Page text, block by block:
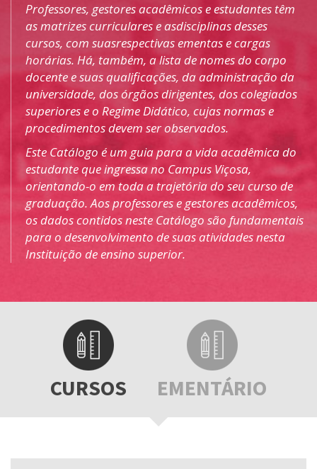
Professores, gestores acadêmicos e estudantes têm
as matrizes curriculares e asdisciplinas desses
cursos, com suasrespectivas ementas e cargas
horárias. Há, também, a lista de nomes do corpo
docente e suas qualificações, da administração da
universidade, dos órgãos dirigentes, dos colegiados
superiores e o Regime Didático, cujas normas e
procedimentos devem ser observados.
Este Catálogo é um guia para a vida acadêmica do
estudante que ingressa no Campus Viçosa,
orientando-o em toda a trajetória do seu curso de
graduação. Aos professores e gestores acadêmicos,
os dados contidos neste Catálogo são fundamentais
para o desenvolvimento de suas atividades nesta
Instituição de ensino superior.
CURSOS EMENTÁRIO